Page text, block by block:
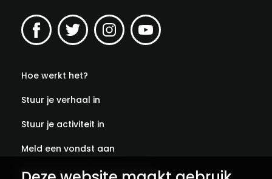
Hoe werkt het?
Stuur je verhaal in
Stuur je activiteit in
Meld een vondst aan
Abonneer je op onze verhalen